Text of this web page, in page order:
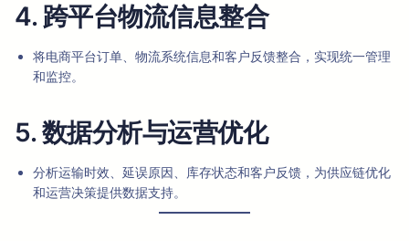
4. 跨平台物流信息整合
将电商平台订单、物流系统信息和客户反馈整合，实现统一管理
和监控。
5. 数据分析与运营优化
分析运输时效、延误原因、库存状态和客户反馈，为供应链优化
和运营决策提供数据支持。